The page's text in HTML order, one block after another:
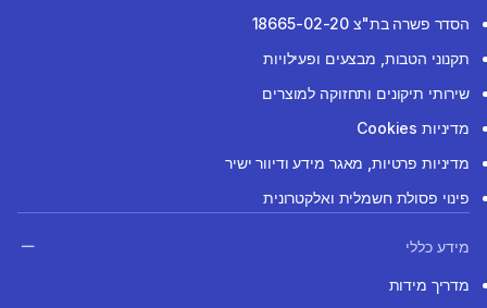
הסדר פשרה בת"צ 18665-02-20
תקנוני הטבות, מבצעים ופעילויות
שירותי תיקונים ותחזוקה למוצרים
מדיניות Cookies
מדיניות פרטיות, מאגר מידע ודיוור ישיר
פינוי פסולת חשמלית ואלקטרונית
מידע כללי
מדריך מידות